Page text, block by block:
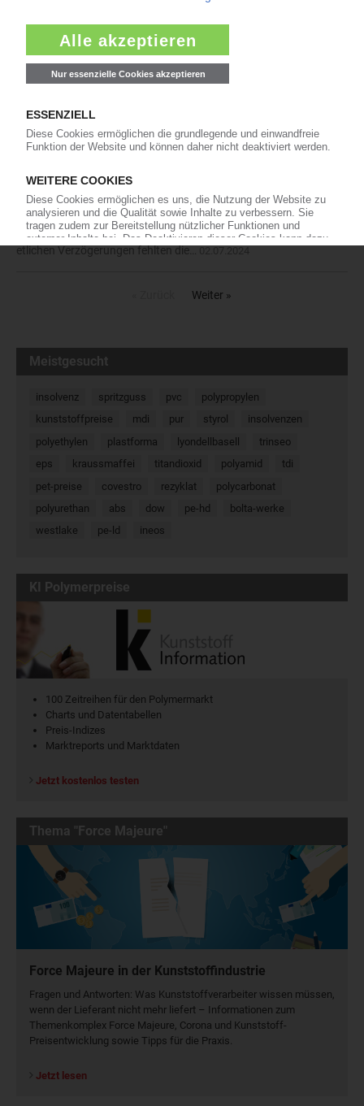
Automationslösungen für die Herstellung von
kunststoffbasierten Medizinprodukten bietet
der Anlagenbauer und Automationsspezialist aus einer Hand.
Dazu zählen auch hochautomatisierte No-Human-Touch-
PET: Saison beginnt mit
Die Nachfrage im europäischen PET-Markt hat
sich im Juni 2024 deutlich gebessert. Diese traf
auf geringe Rohstofflager bei Distributeuren,
Händlern und vielen Verarbeitern. Wegen hoher Frachtraten und
etlichen Verzögerungen fehlten die…
Weiter »
Meistgesucht
insolvenz spritzguss pvc
polypropylen
kunststoffpreise
mdi pur styrol
insolvenzen
polyethylen
plastforma lyondellbasell
trinseo
eps
kraussmaffei titandioxid polyamid
tdi
pet-preise
covestro rezyklat
polycarbonat
polyurethan
abs dow pe-hd
bolta-werke
westlake
pe-ld ineos
KI Polymerpreise
100 Zeitreihen für den Polymermarkt
Charts und Datentabellen
Preis-Indizes
Marktreports und Marktdaten
Jetzt kostenlos testen
Thema "Force Majeure"
Force Majeure in der Kunststoffindustrie
Fragen und Antworten: Was Kunst­stoff­verarbeiter wissen müssen,
wenn der Lieferant nicht mehr liefert – Informationen zum
Themenkomplex Force Majeure, Corona und Kunststoff-
Preisentwicklung sowie Tipps für die Praxis.
Jetzt lesen